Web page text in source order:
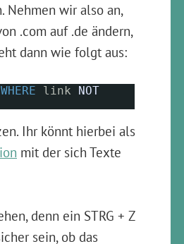
Nehmen wir also an,
.com auf .de ändern,
dann wie folgt aus:
WHERE link NOT
Ihr könnt hierbei als
mit der sich Texte
denn ein STRG + Z
sein, ob das